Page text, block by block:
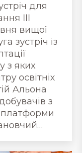
для
ІІІ
вищої
зустріч із
з яких
освітніх
Альона
з
платформи